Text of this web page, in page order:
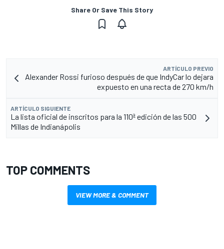
Share Or Save This Story
ARTÍCULO PREVIO
Alexander Rossi furioso después de que IndyCar lo dejara
expuesto en una recta de 270 km/h
ARTÍCULO SIGUIENTE
La lista oficial de inscritos para la 110ª edición de las 500
Millas de Indianápolis
TOP COMMENTS
VIEW MORE & COMMENT